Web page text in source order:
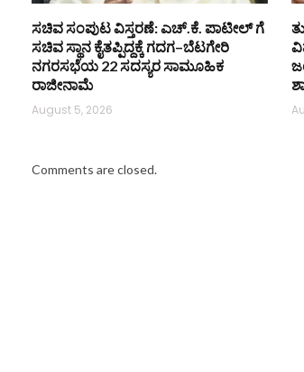
ಸಚಿವ ಸಂಪುಟ ವಿಸ್ತರಣೆ: ಎಚ್.ಕೆ. ಪಾಟೀಲ್ ಗೆ
ಸಚಿವ ಸ್ಥಾನ ಕೈತಪ್ಪಿದ್ದಕ್ಕೆ ಗದಗ–ಬೆಟಗೇರಿ
ನಗರಸಭೆಯ 22 ಸದಸ್ಯರ ಸಾಮೂಹಿಕ
ರಾಜೀನಾಮೆ
August 5, 2026
Comments are closed.